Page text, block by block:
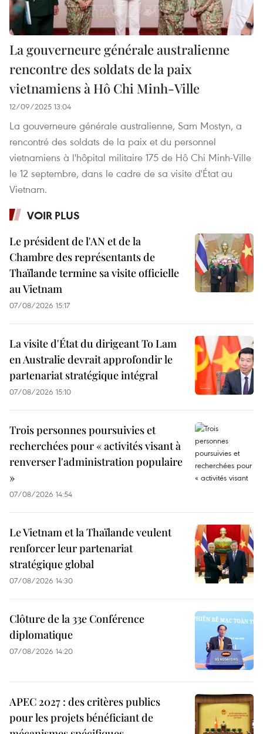
La gouverneure générale australienne
rencontre des soldats de la paix
vietnamiens à Hô Chi Minh-Ville
12/09/2025 13:04
La gouverneure générale australienne, Sam Mostyn, a
rencontré des soldats de la paix et du personnel
vietnamiens à l'hôpital militaire 175 de Hô Chi Minh-Ville
le 12 septembre, dans le cadre de sa visite d'État au
Vietnam.
VOIR PLUS
Le président de l'AN et de la
Chambre des représentants de
Thaïlande termine sa visite officielle
au Vietnam
07/08/2026 15:17
La visite d'État du dirigeant To Lam
en Australie devrait approfondir le
partenariat stratégique intégral
07/08/2026 15:10
Trois personnes poursuivies et
recherchées pour « activités visant à
renverser l'administration populaire
»
07/08/2026 14:54
Le Vietnam et la Thaïlande veulent
renforcer leur partenariat
stratégique global
07/08/2026 14:30
Clôture de la 33e Conférence
diplomatique
07/08/2026 14:20
APEC 2027 : des critères publics
pour les projets bénéficiant de